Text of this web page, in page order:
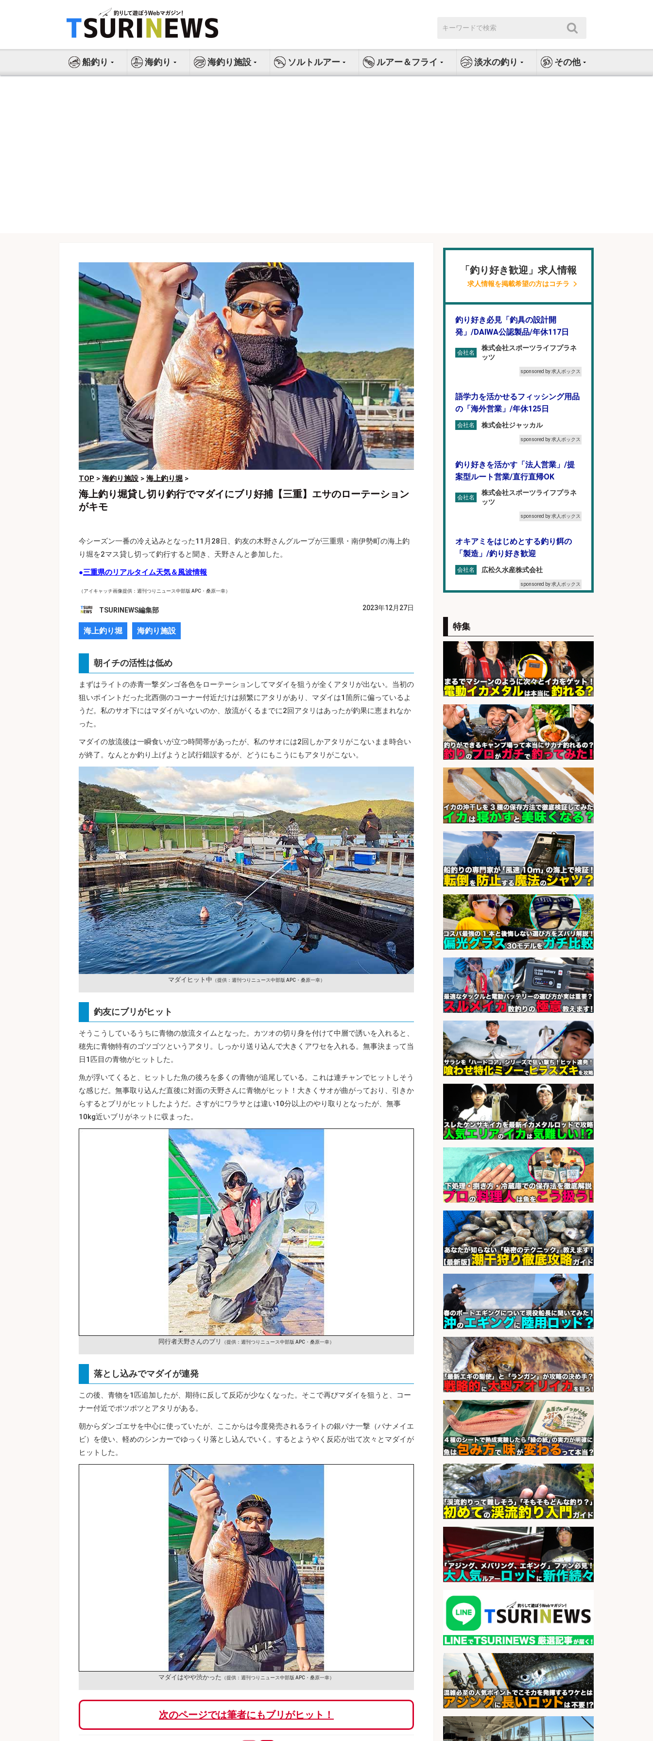
ス
索:
船釣り 海釣り 海釣り施設 ソルトルアー ルアー＆フライ 淡水の釣り その他
TOP > 海釣り施設 > 海上釣り堀 >
海上釣り堀貸し切り釣行でマダイにブリ好捕【三重】エサのローテーション
がキモ
今シーズン一番の冷え込みとなった11月28日、釣友の木野さんグループが三重県・南伊勢町の海上釣
り堀を2マス貸し切って釣行すると聞き、天野さんと参加した。
●三重県のリアルタイム天気＆風波情報
（アイキャッチ画像提供：週刊つりニュース中部版 APC・桑原一幸）
TSURINEWS編集部 2023年12月27日
海上釣り堀 海釣り施設
朝イチの活性は低め
まずはライトの赤青一撃ダンゴ各色をローテーションしてマダイを狙うが全くアタリが出ない。当初の
狙いポイントだった北西側のコーナー付近だけは頻繁にアタリがあり、マダイは1箇所に偏っているよ
うだ。私のサオ下にはマダイがいないのか、放流がくるまでに2回アタリはあったが釣果に恵まれなか
った。
マダイの放流後は一瞬食いが立つ時間帯があったが、私のサオには2回しかアタリがこないまま時合い
が終了。なんとか釣り上げようと試行錯誤するが、どうにもこうにもアタリがこない。
マダイヒット中 （提供：週刊つりニュース中部版 APC・桑原一幸）
釣友にブリがヒット
そうこうしているうちに青物の放流タイムとなった。カツオの切り身を付けて中層で誘いを入れると、
穂先に青物特有のゴツゴツというアタリ。しっかり送り込んで大きくアワセを入れる。無事決まって当
日1匹目の青物がヒットした。
魚が浮いてくると、ヒットした魚の後ろを多くの青物が追尾している。これは連チャンでヒットしそう
な感じだ。無事取り込んだ直後に対面の天野さんに青物がヒット！大きくサオが曲がっており、引きか
らするとブリがヒットしたようだ。さすがにワラサとは違い10分以上のやり取りとなったが、無事
10kg近いブリがネットに収まった。
同行者天野さんのブリ （提供：週刊つりニュース中部版 APC・桑原一幸）
落とし込みでマダイが連発
この後、青物を1匹追加したが、期待に反して反応が少なくなった。そこで再びマダイを狙うと、コー
ナー付近でポツポツとアタリがある。
朝からダンゴエサを中心に使っていたが、ここからは今度発売されるライトの銀パナ一撃（バナメイエ
ビ）を使い、軽めのシンカーでゆっくり落とし込んでいく。するとようやく反応が出て次々とマダイが
ヒットした。
マダイはやや渋かった （提供：週刊つりニュース中部版 APC・桑原一幸）
次のページでは筆者にもブリがヒット！
「釣り好き歓迎」求人情報
求人情報を掲載希望の方はコチラ
釣り好き必見「釣具の設計開
発」/DAIWA公認製品/年休117日
会社名
株式会社スポーツライフプラネ
ッツ
sponsored by 求人ボックス
語学力を活かせるフィッシング用品
の「海外営業」/年休125日
会社名 株式会社ジャッカル
sponsored by 求人ボックス
釣り好きを活かす「法人営業」/提
案型ルート営業/直行直帰OK
会社名
株式会社スポーツライフプラネ
ッツ
sponsored by 求人ボックス
オキアミをはじめとする釣り餌の
「製造」/釣り好き歓迎
会社名 広松久水産株式会社
sponsored by 求人ボックス
計」
会社名 メガバス株式会社
sponsored by 求人ボックス
福岡「現場監督」/釣り好き歓迎/残
業10時間/経験者歓迎
会社名 広松久水産株式会社
sponsored by 求人ボックス
釣り具などの出荷作業～～/工場/製
造
会社名 UTグループ株式会社
sponsored by 求人ボックス
福岡/未経験歓迎「ルート営業」/釣
り好き歓迎/インセンティブ
会社名 広松久水産株式会社
sponsored by 求人ボックス
宮崎/魚や漁業に関わる現場・事務
の「総合職」 未経験可
会社名 宮崎県漁業協同組合連合会
sponsored by 求人ボックス
8月開始/釣り具メーカーでの営業ア
シスタントのお仕事/残業なし/即日
勤務可/営業事務/軽作業
会社名 株式会社パソナ
sponsored by 求人ボックス
さらに求人情報を見る
特集